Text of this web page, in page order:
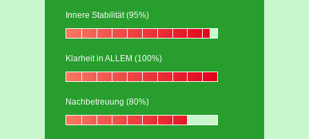
Innere Stabilität (95%)
Klarheit in ALLEM (100%)
Nachbetreuung (80%)